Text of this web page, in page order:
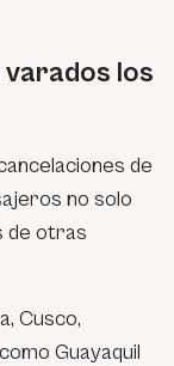
varados los
de
no solo
de otras
Cusco,
Guayaquil